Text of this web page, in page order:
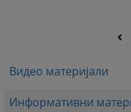
Видео материјали
Информативни